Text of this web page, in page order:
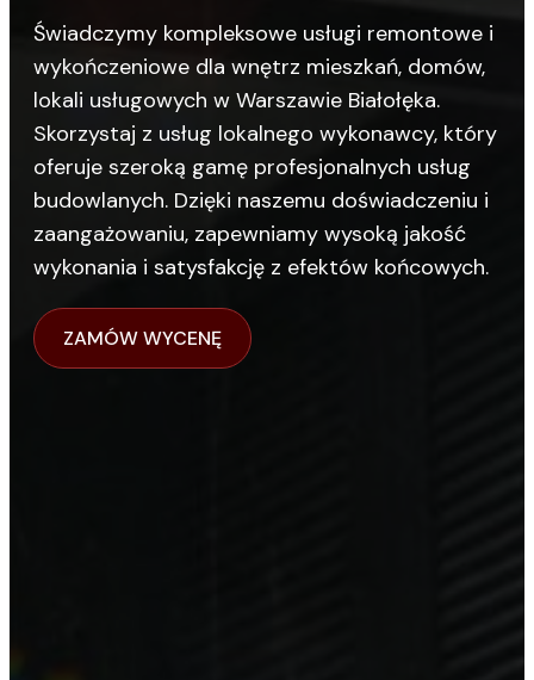
Świadczymy kompleksowe usługi remontowe i
wykończeniowe dla wnętrz mieszkań, domów,
lokali usługowych w Warszawie Białołęka.
Skorzystaj z usług lokalnego wykonawcy, który
oferuje szeroką gamę profesjonalnych usług
budowlanych. Dzięki naszemu doświadczeniu i
zaangażowaniu, zapewniamy wysoką jakość
wykonania i satysfakcję z efektów końcowych.
ZAMÓW WYCENĘ